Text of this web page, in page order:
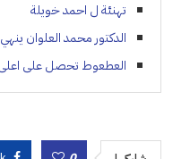
تهنئة ل احمد خويلة
الدكتور محمد العلوان
العطعوط تحصل على اعلى